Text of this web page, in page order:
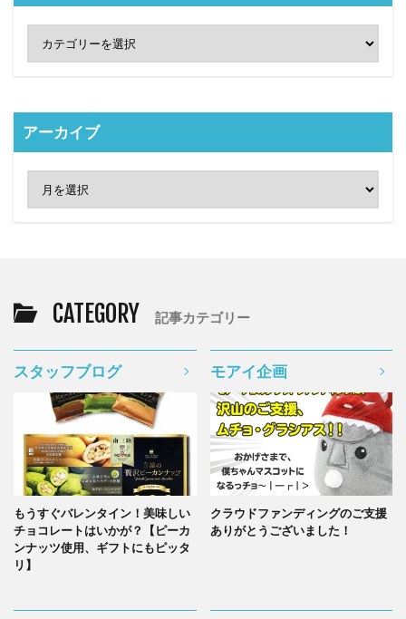
アーカイブ
CATEGORY 記事カテゴリー
スタッフブログ
もうすぐバレンタイン！美味しい
チョコレートはいかが？【ピーカ
ンナッツ使用、ギフトにもピッタ
リ】
モアイ企画
クラウドファンディングのご支援
ありがとうございました！